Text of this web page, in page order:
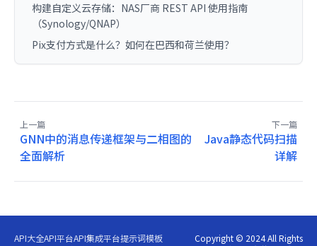
构建自定义云存储：NAS厂商 REST API 使用指南
（Synology/QNAP）
Pix支付方式是什么？如何在巴西和荷兰使用？
上一篇
GNN中的消息传递框架与二相图的
全面解析
下一篇
Java静态代码扫描
详解
API大全API平台API集成平台提示词模板
Copyright © 2024 All Rights